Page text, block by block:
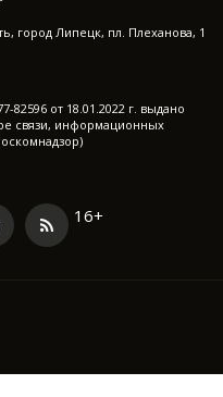
город Липецк, пл. Плеханова, 1
от 18.01.2022 г. выдано
связи, информационных
16+